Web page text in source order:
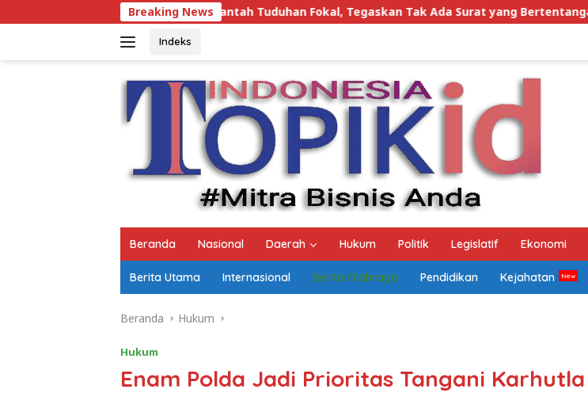
ke
Breaking News
Lampung Bantah Tuduhan Fokal, Tegaskan Tak Ada Surat yang Bertentangan Soal Status Lahan
Indeks
Beranda Nasional Daerah Hukum Politik Legislatif Ekonomi
Berita Utama Internasional Berita Olahraga Pendidikan Kejahatan
Beranda Hukum
Hukum
Enam Polda Jadi Prioritas Tangani Karhutla